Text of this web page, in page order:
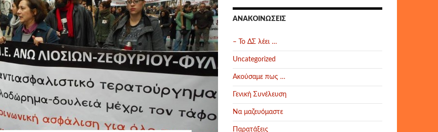
ΑΝΑΚΟΙΝΏΣΕΙΣ
– Το ΔΣ λέει …
Uncategorized
Ακούσαμε πως …
Γενική Συνέλευση
Να μαζευόμαστε
Παρατάξεις